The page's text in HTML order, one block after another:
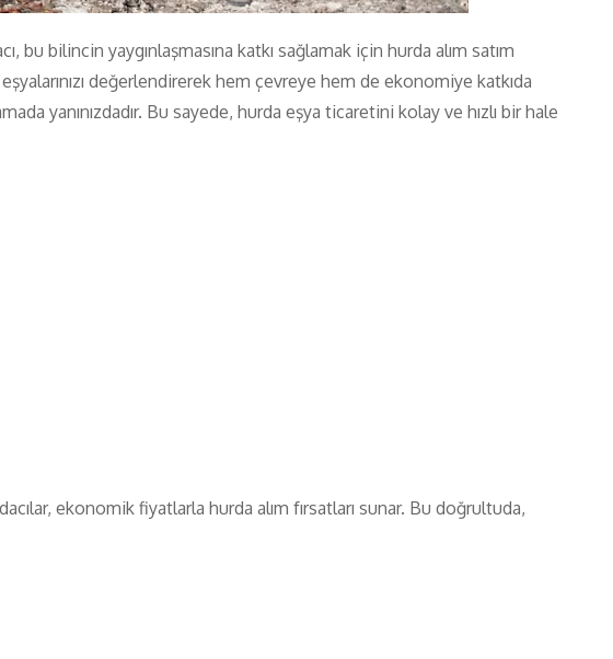
bilincin yaygınlaşmasına katkı sağlamak için hurda alım satım
değerlendirerek hem çevreye hem de ekonomiye katkıda
yanınızdadır. Bu sayede, hurda eşya ticaretini kolay ve hızlı bir hale
ekonomik fiyatlarla hurda alım fırsatları sunar. Bu doğrultuda,